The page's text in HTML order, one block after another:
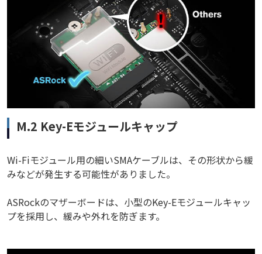
M.2 Key-Eモジュールキャップ
Wi-Fiモジュール用の細いSMAケーブルは、その形状から緩
みなどが発生する可能性がありました。
ASRockのマザーボードは、小型のKey-Eモジュールキャッ
プを採用し、緩みや外れを防ぎます。